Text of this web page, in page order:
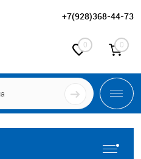
+7(928)368-44-73
0 0